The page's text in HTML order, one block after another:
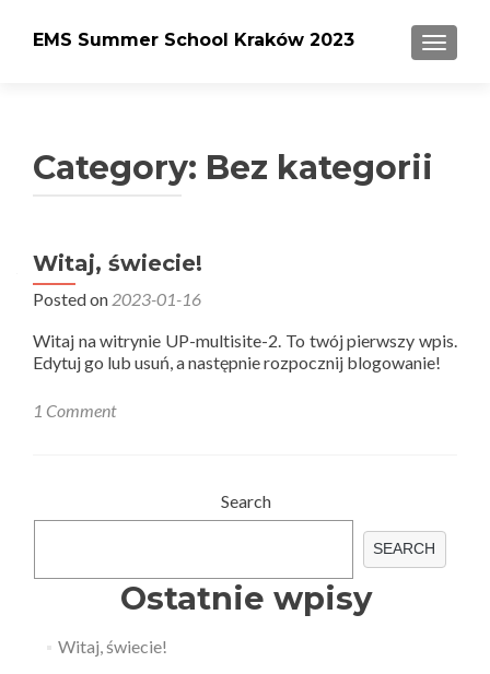
EMS Summer School Kraków 2023
Category: Bez kategorii
Witaj, świecie!
Posted on 2023-01-16
Witaj na witrynie UP-multisite-2. To twój pierwszy wpis.
Edytuj go lub usuń, a następnie rozpocznij blogowanie!
1 Comment
Search
SEARCH
Ostatnie wpisy
Witaj, świecie!